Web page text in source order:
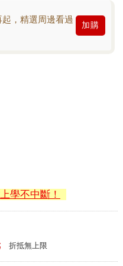
，精選周邊看過
加購
學不中斷！
折抵無上限